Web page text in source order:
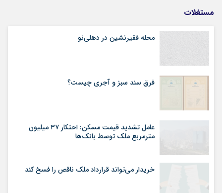
مستغلات
محله فقیرنشین در دهلی‏‌نو
فرق سند سبز و آجری چیست؟
عامل تشدید قیمت مسکن: احتکار ۳۷ میلیون
مترمربع ملک توسط بانک‌ها
خریدار می‌تواند قرارداد ملک ناقص را فسخ کند